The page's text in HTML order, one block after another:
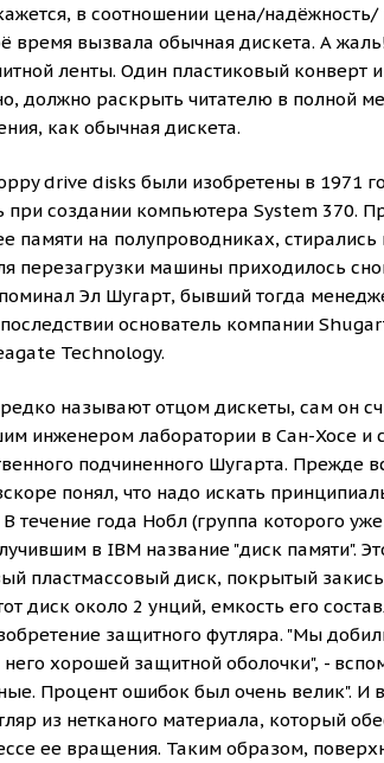
в соотношении цена/
время вызвала обычная дискета. А
ленты. Один пластиковый конверт
должно раскрыть читателю в полной
как обычная дискета.
drive disks были изобретены в 1971
при создании компьютера System 370.
памяти на полупроводниках,
перезагрузки машины приходилось
Эл Шугарт, бывший тогда
основатель компании
Technology.
называют отцом дискеты, сам он
инженером лаборатории в Сан-Хосе и
подчиненного Шугарта. Прежде
понял, что надо искать
течение года Нобл (группа которого
в IBM название "диск памяти".
пластмассовый диск, покрытый
диск около 2 унций, емкость его
защитного футляра. "Мы
хорошей защитной оболочки", -
Процент ошибок был очень велик". И
из нетканого материала, который
ее вращения. Таким образом,